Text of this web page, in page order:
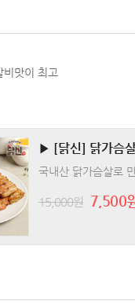
맛이 최고
▶ [닭신] 닭가슴
국내산 닭가슴살로
15,000원 7,500